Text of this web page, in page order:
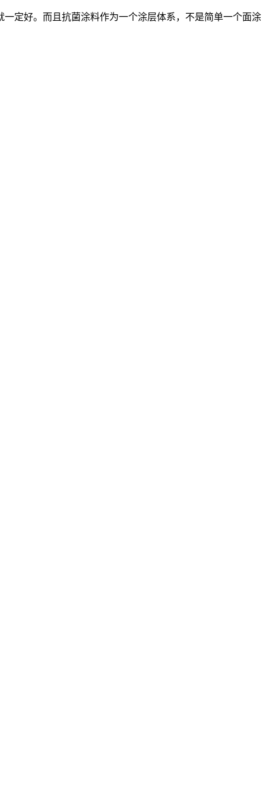
定好。而且抗菌涂料作为一个涂层体系，不是简单一个面涂